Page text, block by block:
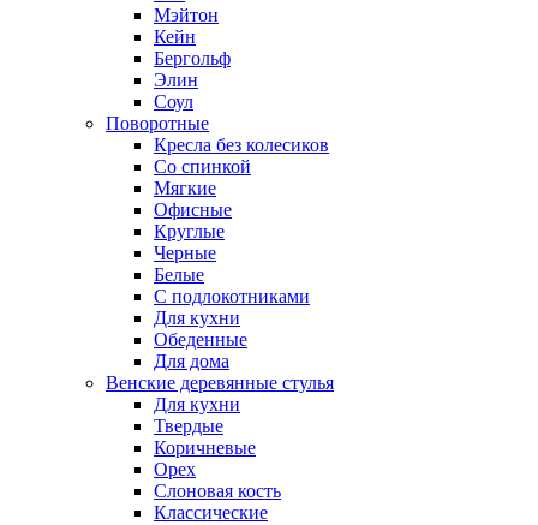
Мэйтон
Кейн
Бергольф
Элин
Соул
Поворотные
Кресла без колесиков
Со спинкой
Мягкие
Офисные
Круглые
Черные
Белые
С подлокотниками
Для кухни
Обеденные
Для дома
Венские деревянные стулья
Для кухни
Твердые
Коричневые
Орех
Слоновая кость
Классические